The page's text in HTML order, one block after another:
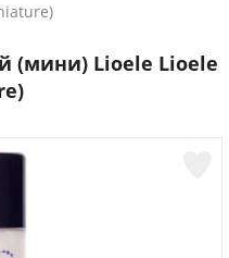
(мини) Lioele Lioele